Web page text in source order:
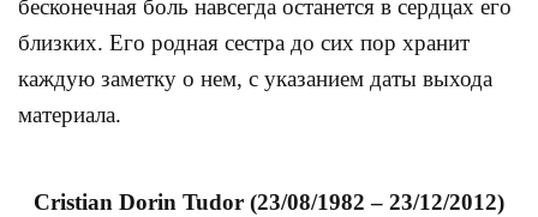
бесконечная боль навсегда останется в сердцах его
близких. Его родная сестра до сих пор хранит
каждую заметку о нем, с указанием даты выхода
материала.
Cristian Dorin Tudor (23/08/1982 – 23/12/2012)